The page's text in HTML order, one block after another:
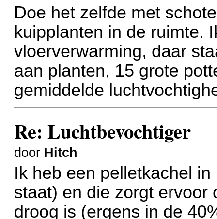
Doe het zelfde met
kuipplanten in de ruimte.
vloerverwarming, daar
aan planten, 15 grote
gemiddelde
Re: Luchtbevochtiger
door Hitch
Ik heb een pelletkachel
staat) en die zorgt ervoor
droog is (ergens in de